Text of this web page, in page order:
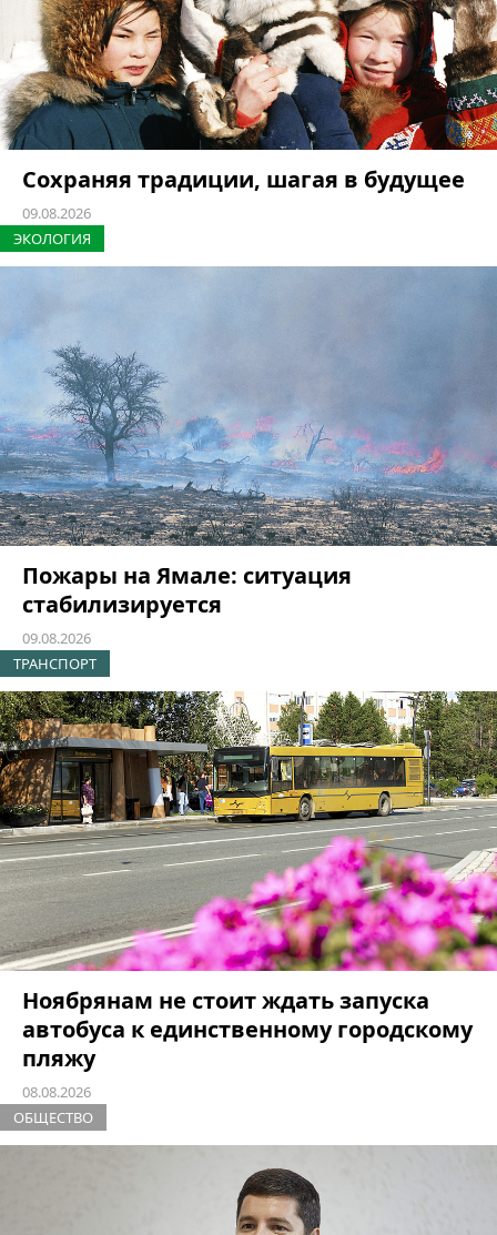
Сохраняя традиции, шагая в будущее
09.08.2026
ЭКОЛОГИЯ
Пожары на Ямале: ситуация
стабилизируется
09.08.2026
ТРАНСПОРТ
Ноябрянам не стоит ждать запуска
автобуса к единственному городскому
пляжу
08.08.2026
ОБЩЕСТВО